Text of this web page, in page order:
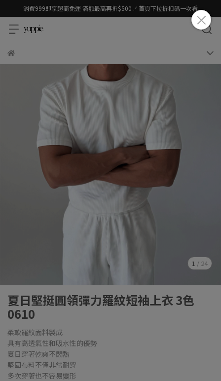
消費999即享超商免運 滿額最高再折$500 .ᐟ 首頁下拉折扣碼一次看
1 / 24
夏日堅挺圓領彈力羅紋短袖上衣 3色
0610
柔軟羅紋面料製成
具有高透氣性和吸水性的優勢
夏日穿著乾爽不悶熱
堅固布料不僅非常耐穿
多次穿著也不容易變形